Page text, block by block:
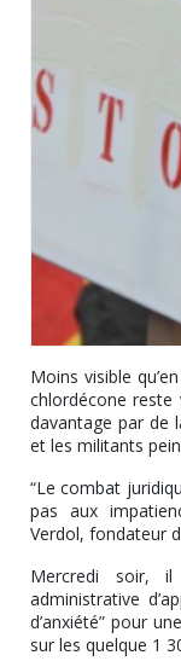
Moins visible
chlordécone reste
davantage par de
et les militants
“Le combat
pas aux
Verdol, fondateur
Mercredi soir,
administrative
d’anxiété” pour
sur les quelque 1